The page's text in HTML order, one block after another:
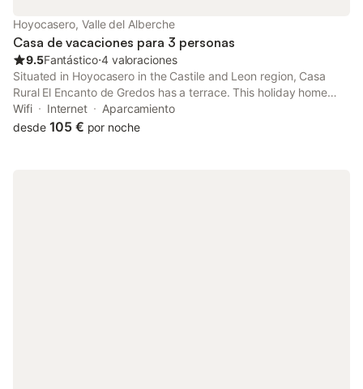
Hoyocasero, Valle del Alberche
Casa de vacaciones para 3 personas
9.5Fantástico⋅4 valoraciones
Situated in Hoyocasero in the Castile and Leon region, Casa
Rural El Encanto de Gredos has a terrace. This holiday home
features a garden. Free WiFi is at guests' disposal throughout
the property.
Wifi Internet
Aparcamiento
desde 105 € por noche